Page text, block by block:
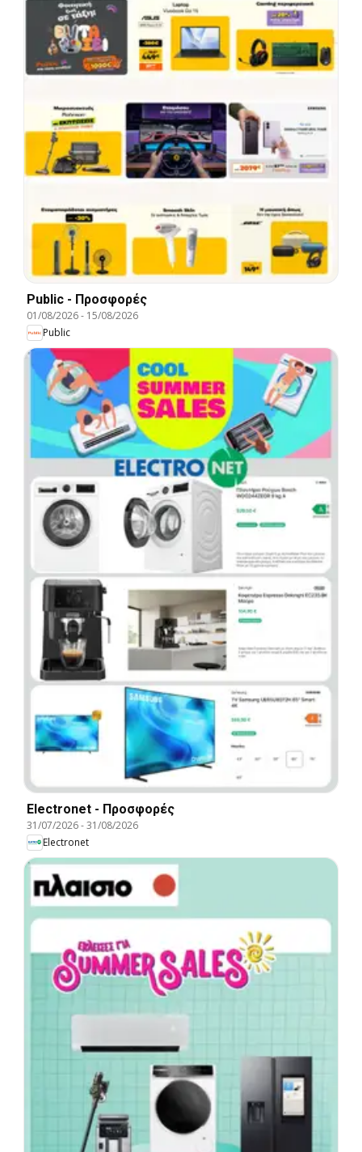
Public - Προσφορές
01/08/2026- 15/08/2026
Public
Electronet - Προσφορές
31/07/2026-31/08/2026
Electronet